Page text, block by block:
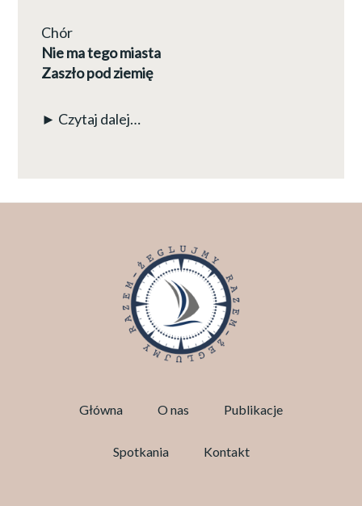
Chór
Nie ma tego miasta
Zaszło pod ziemię
► Czytaj dalej…
Główna O nas Publikacje
Spotkania Kontakt